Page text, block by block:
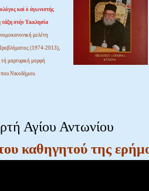
καί ὁ ἀγωνιστής
τάξη στήν Ἐκκλησία
μελέτη
(1974-2013),
τή μαρτυρική μορφή
Νικοδήμου.
Αγίου Αντωνίου
καθηγητού της